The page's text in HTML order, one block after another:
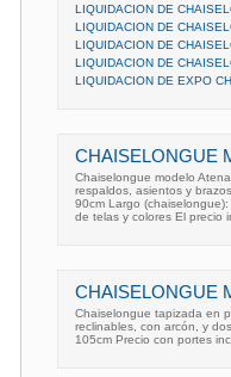
LIQUIDACION DE
LIQUIDACION DE
LIQUIDACION DE
LIQUIDACION DE
LIQUIDACION DE EXPO
CHAISELONGUE
Chaiselongue modelo
respaldos, asientos y
90cm Largo
de telas y colores El precio
CHAISELONGUE
Chaiselongue tapizada en
reclinables, con arcón, y
105cm Precio con portes